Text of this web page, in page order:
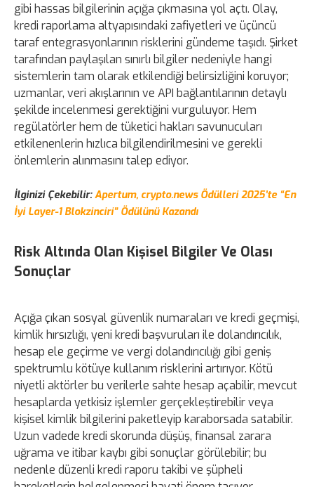
gibi hassas bilgilerinin açığa çıkmasına yol açtı. Olay,
kredi raporlama altyapısındaki zafiyetleri ve üçüncü
taraf entegrasyonlarının risklerini gündeme taşıdı. Şirket
tarafından paylaşılan sınırlı bilgiler nedeniyle hangi
sistemlerin tam olarak etkilendiği belirsizliğini koruyor;
uzmanlar, veri akışlarının ve API bağlantılarının detaylı
şekilde incelenmesi gerektiğini vurguluyor. Hem
regülatörler hem de tüketici hakları savunucuları
etkilenenlerin hızlıca bilgilendirilmesini ve gerekli
önlemlerin alınmasını talep ediyor.
İlginizi Çekebilir:Apertum, crypto.news Ödülleri 2025’te “En
İyi Layer-1 Blokzinciri” Ödülünü Kazandı
Risk Altında Olan Kişisel Bilgiler Ve Olası
Sonuçlar
Açığa çıkan sosyal güvenlik numaraları ve kredi geçmişi,
kimlik hırsızlığı, yeni kredi başvuruları ile dolandırıcılık,
hesap ele geçirme ve vergi dolandırıcılığı gibi geniş
spektrumlu kötüye kullanım risklerini artırıyor. Kötü
niyetli aktörler bu verilerle sahte hesap açabilir, mevcut
hesaplarda yetkisiz işlemler gerçekleştirebilir veya
kişisel kimlik bilgilerini paketleyip karaborsada satabilir.
Uzun vadede kredi skorunda düşüş, finansal zarara
uğrama ve itibar kaybı gibi sonuçlar görülebilir; bu
nedenle düzenli kredi raporu takibi ve şüpheli